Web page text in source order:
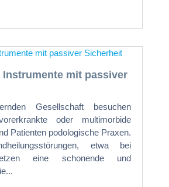
Instrumente mit passiver
Gesellschaft besuchen
oder multimorbide
Patienten podologische Praxen.
etwa bei
eine schonende und